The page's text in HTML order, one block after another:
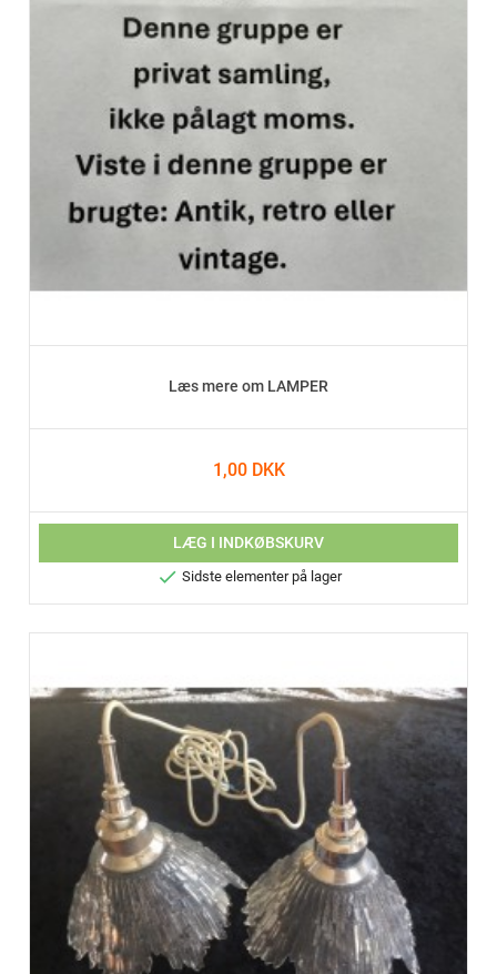
Læs mere om LAMPER
1,00 DKK
LÆG I INDKØBSKURV
 Sidste elementer på lager